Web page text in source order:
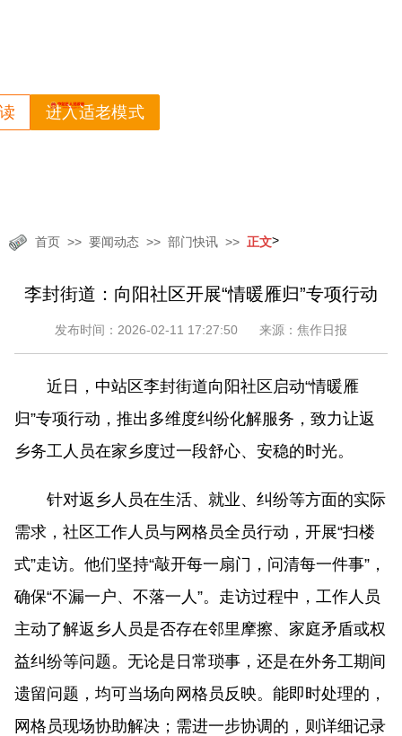
进入适老模式
首页 要闻动态 >
部门快讯 正文
李封街道：向阳社区开展“情暖雁归”专项行动
发布时间：2026-02-11 17:27:50 来源：焦作日报
近日，中站区李封街道向阳社区启动“情暖雁
归”专项行动，推出多维度纠纷化解服务，致力让返
乡务工人员在家乡度过一段舒心、安稳的时光。
针对返乡人员在生活、就业、纠纷等方面的实际
需求，社区工作人员与网格员全员行动，开展“扫楼
式”走访。他们坚持“敲开每一扇门，问清每一件事”，
确保“不漏一户、不落一人”。走访过程中，工作人员
主动了解返乡人员是否存在邻里摩擦、家庭矛盾或权
益纠纷等问题。无论是日常琐事，还是在外务工期间
遗留问题，均可当场向网格员反映。能即时处理的，
网格员现场协助解决；需进一步协调的，则详细记录